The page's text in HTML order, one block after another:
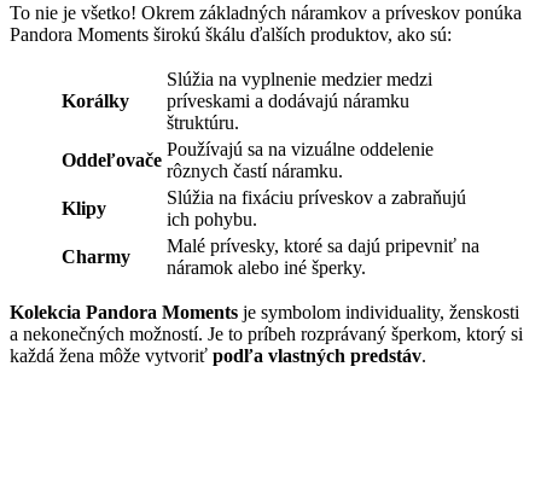
To nie je všetko! Okrem základných náramkov a príveskov ponúka
Pandora Moments širokú škálu ďalších produktov, ako sú:
Korálky
Slúžia na vyplnenie medzier medzi
príveskami a dodávajú náramku
štruktúru.
Oddeľovače
Používajú sa na vizuálne oddelenie
rôznych častí náramku.
Klipy
Slúžia na fixáciu príveskov a zabraňujú
ich pohybu.
Charmy
Malé prívesky, ktoré sa dajú pripevniť na
náramok alebo iné šperky.
Kolekcia Pandora Moments je symbolom individuality, ženskosti
a nekonečných možností. Je to príbeh rozprávaný šperkom, ktorý si
každá žena môže vytvoriť podľa vlastných predstáv.